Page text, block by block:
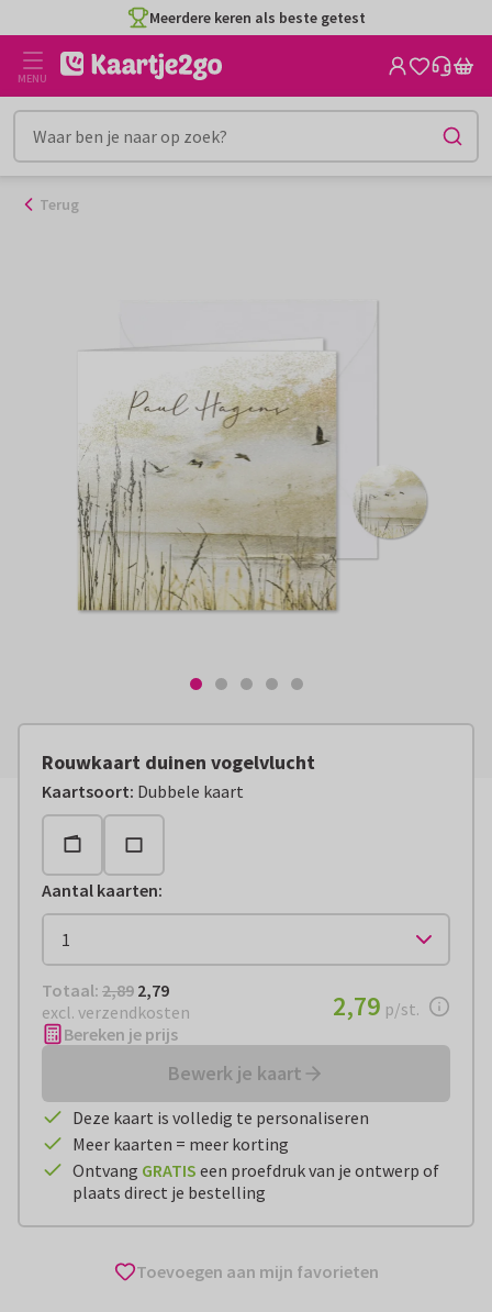
naar
inhoud
Meerdere keren als beste getest
MENU
Terug
Rouwkaart duinen vogelvlucht
Kaartsoort: Dubbele kaart
Aantal kaarten:
Totaal: € 2,79
Totaal: 2,89 2,79
excl. verzendkosten
€ 2,79per stuk
2,79 p/st.
Bereken je prijs
Bewerk je kaart
Deze kaart is volledig te personaliseren
Meer kaarten = meer korting
Ontvang GRATIS een proefdruk van je ontwerp of
plaats direct je bestelling
Toevoegen aan mijn favorieten